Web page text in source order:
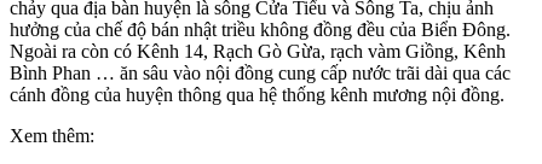
chảy qua địa bàn huyện là sông Cửa Tiểu và Sông Ta, chịu ảnh
hưởng của chế độ bán nhật triều không đồng đều của Biển Đông.
Ngoài ra còn có Kênh 14, Rạch Gò Gừa, rạch vàm Giồng, Kênh
Bình Phan … ăn sâu vào nội đồng cung cấp nước trãi dài qua các
cánh đồng của huyện thông qua hệ thống kênh mương nội đồng.
Xem thêm: